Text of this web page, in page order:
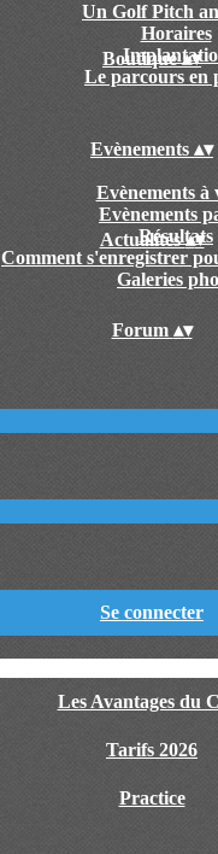
Un Golf Pitch
Horaires
Le parcours en
Boutique▴▾
Evènements ▴▾
Evènements à
Evènements
Résultats
Comment s'enregistrer
Galeries
Actualités▴▾
Forum ▴▾
Se connecter
Les Avantages du
Tarifs 2026
Practice